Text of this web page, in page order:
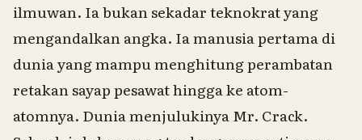
ilmuwan. Ia bukan sekadar teknokrat yang
mengandalkan angka. Ia manusia pertama di
dunia yang mampu menghitung perambatan
retakan sayap pesawat hingga ke atom-
atomnya. Dunia menjulukinya Mr. Crack.